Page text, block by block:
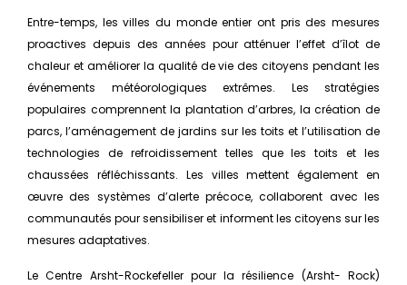
Entre-temps, les villes du monde entier ont pris des mesures
proactives depuis des années pour atténuer l’effet d’îlot de
chaleur et améliorer la qualité de vie des citoyens pendant les
événements météorologiques extrêmes. Les stratégies
populaires comprennent la plantation d’arbres, la création de
parcs, l’aménagement de jardins sur les toits et l’utilisation de
technologies de refroidissement telles que les toits et les
chaussées réfléchissants. Les villes mettent également en
œuvre des systèmes d’alerte précoce, collaborent avec les
communautés pour sensibiliser et informent les citoyens sur les
mesures adaptatives.
Le Centre Arsht-Rockefeller pour la résilience (Arsht- Rock)